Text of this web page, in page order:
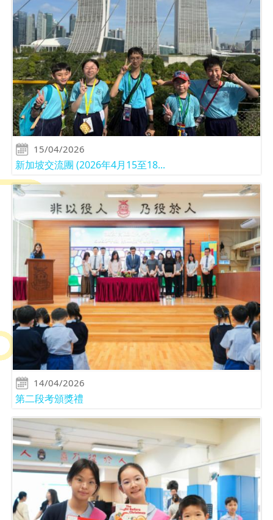
15/04/2026
新加坡交流團 (2026年4月15至18...
14/04/2026
第二段考頒獎禮